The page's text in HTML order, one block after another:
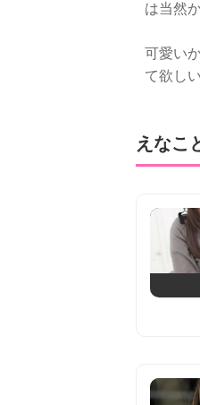
は当然
可愛い
て欲し
えなこ